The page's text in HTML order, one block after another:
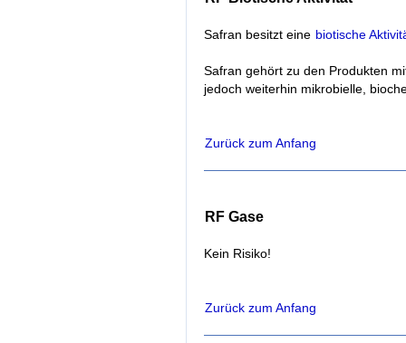
Safran besitzt eine biotische
Safran gehört zu den Produkten
jedoch weiterhin mikrobielle,
Zurück zum Anfang
RF Gase
Kein Risiko!
Zurück zum Anfang